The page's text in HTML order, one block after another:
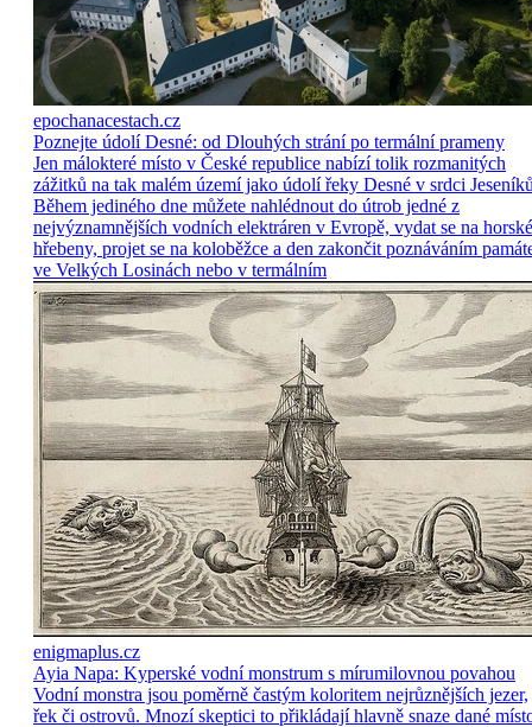
epochanacestach.cz
Poznejte údolí Desné: od Dlouhých strání po termální prameny
Jen málokteré místo v České republice nabízí tolik rozmanitých
zážitků na tak malém území jako údolí řeky Desné v srdci
Během jediného dne můžete nahlédnout do útrob jedné z
nejvýznamnějších vodních elektráren v Evropě, vydat se na horské
hřebeny, projet se na koloběžce a den zakončit poznáváním
ve Velkých Losinách nebo v termálním
enigmaplus.cz
Ayia Napa: Kyperské vodní monstrum s mírumilovnou povahou
Vodní monstra jsou poměrně častým koloritem nejrůznějších jezer,
řek či ostrovů. Mnozí skeptici to přikládají hlavně snaze dané